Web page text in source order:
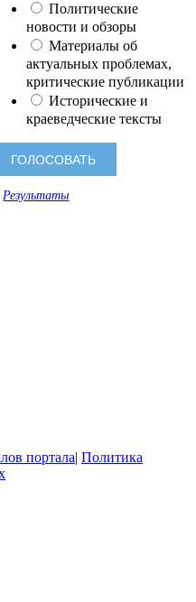
Политические
новости и обзоры
Материалы об
актуальных проблемах,
критические публикации
Исторические и
краеведческие тексты
Результаты
портала| Политика